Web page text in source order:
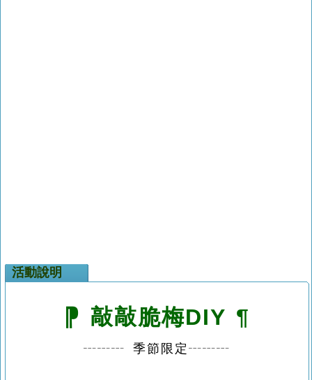
活動說明
⁋ 敲敲脆梅DIY ¶
┄┄┄ 季節限定┄┄┄